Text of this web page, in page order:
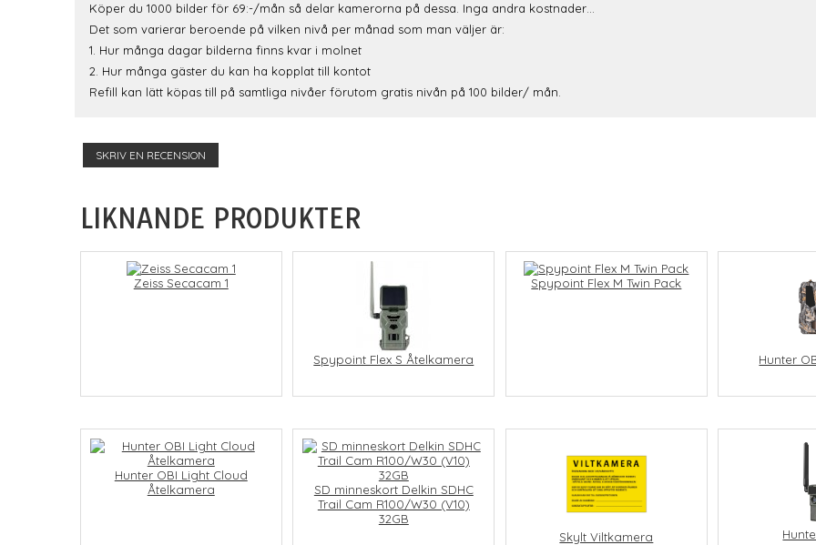
Köper du 1000 bilder för 69:-/mån så delar kamerorna på dessa. Inga andra kostnader…
Det som varierar beroende på vilken nivå per månad som man väljer är:
1. Hur många dagar bilderna finns kvar i molnet
2. Hur många gäster du kan ha kopplat till kontot
Refill kan lätt köpas till på samtliga nivåer förutom gratis nivån på 100 bilder/ mån.
SKRIV EN RECENSION
LIKNANDE PRODUKTER
Zeiss Secacam 1
Spypoint Flex S Åtelkamera
Spypoint Flex M Twin Pack
Hunter
Hunter OBI Light Cloud
Åtelkamera
SD minneskort Delkin SDHC
Trail Cam R100/W30 (V10)
32GB
Skylt Viltkamera